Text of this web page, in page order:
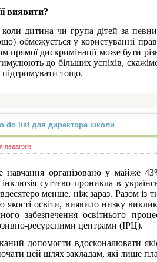
виявити?
дитина чи група дітей за
обмежується у користуванні
дискримінації може бути
до більших успіхів,
підтримувати тощо.
do list для директора школи
педагогів
навчання організовано у майже
інклюзія суттєво проникла в
менше, ніж зараз. Разом із
освіти, виявило низку
забезпечення освітнього
ресурсними центрами (ІРЦ).
допомогти вдосконалювати
цей шлях закладам, які лише